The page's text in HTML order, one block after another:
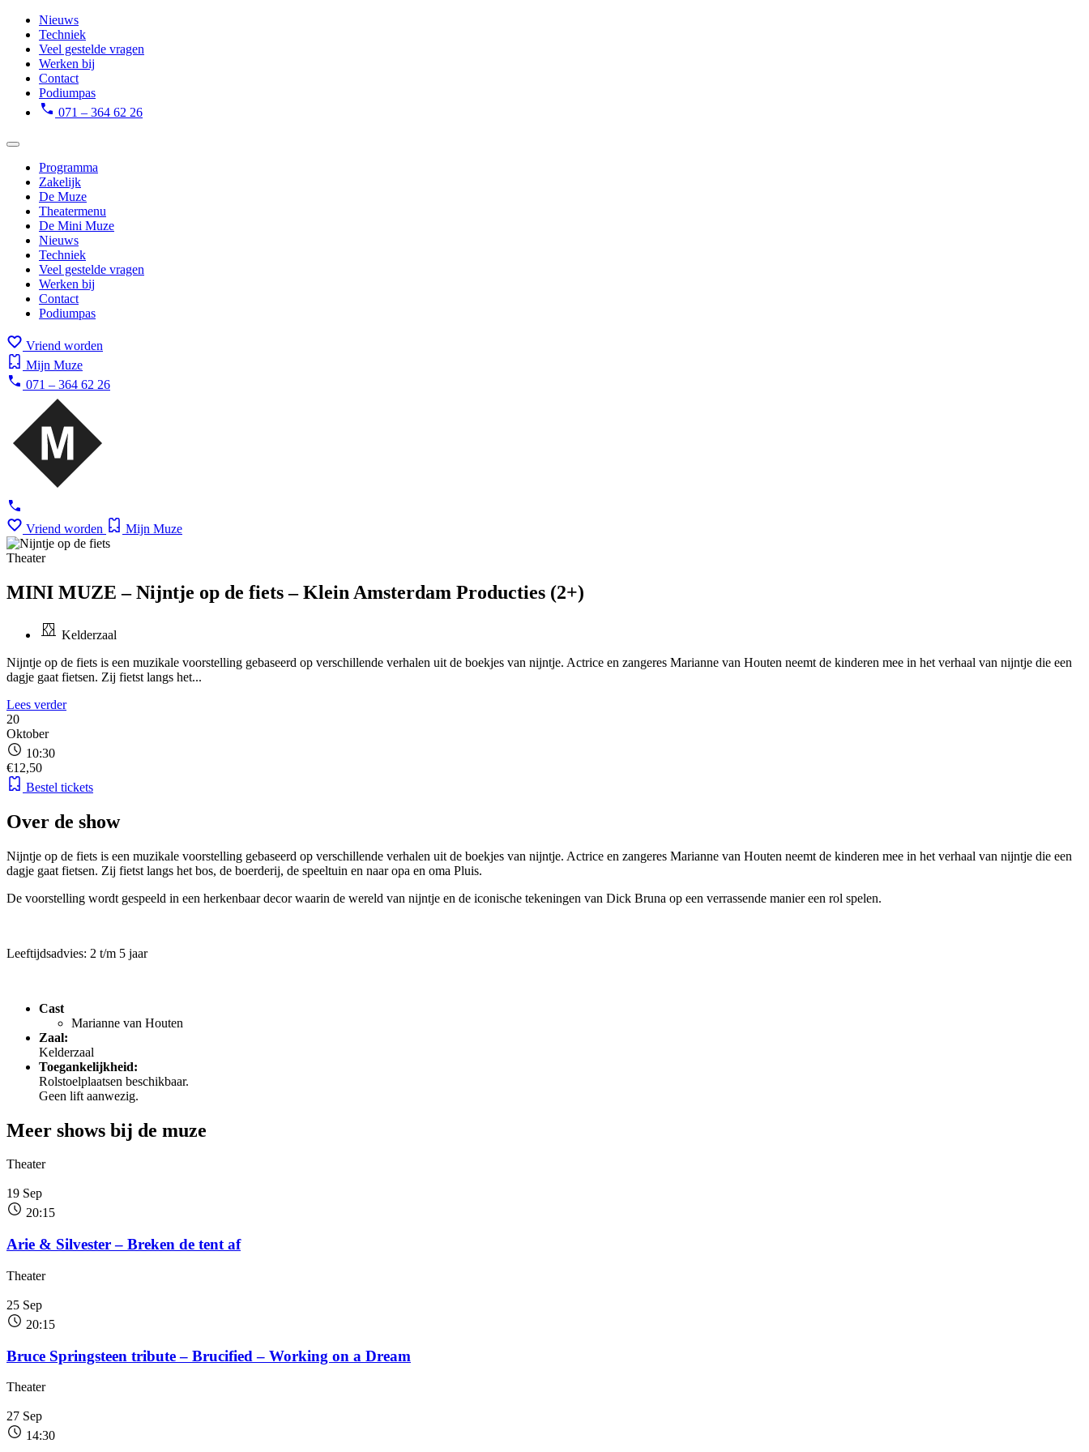
Nieuws
Techniek
Veel gestelde vragen
Werken bij
Contact
Podiumpas
071 – 364 62 26
Programma
Zakelijk
De Muze
Theatermenu
De Mini Muze
Nieuws
Techniek
Veel gestelde vragen
Werken bij
Contact
Podiumpas
Vriend worden
Mijn Muze
071 – 364 62 26
Vriend worden Mijn Muze
Theater
MINI MUZE – Nijntje op de fiets – Klein Amsterdam Producties (2+)
Kelderzaal
Nijntje op de fiets is een muzikale voorstelling gebaseerd op verschillende verhalen uit de boekjes van nijntje. Actrice en zangeres Marianne van Houten neemt de kinderen mee in het verhaal van nijntje die een
dagje gaat fietsen. Zij fietst langs het...
Lees verder
20
Oktober
10:30
€12,50
Bestel tickets
Over de show
Nijntje op de fiets is een muzikale voorstelling gebaseerd op verschillende verhalen uit de boekjes van nijntje. Actrice en zangeres Marianne van Houten neemt de kinderen mee in het verhaal van nijntje die een
dagje gaat fietsen. Zij fietst langs het bos, de boerderij, de speeltuin en naar opa en oma Pluis.
De voorstelling wordt gespeeld in een herkenbaar decor waarin de wereld van nijntje en de iconische tekeningen van Dick Bruna op een verrassende manier een rol spelen.
Leeftijdsadvies: 2 t/m 5 jaar
Cast
Marianne van Houten
Zaal:
Kelderzaal
Toegankelijkheid:
Rolstoelplaatsen beschikbaar.
Geen lift aanwezig.
Meer shows bij de muze
Theater
19 Sep
20:15
Arie & Silvester – Breken de tent af
Theater
25 Sep
20:15
Bruce Springsteen tribute – Brucified – Working on a Dream
Theater
27 Sep
14:30